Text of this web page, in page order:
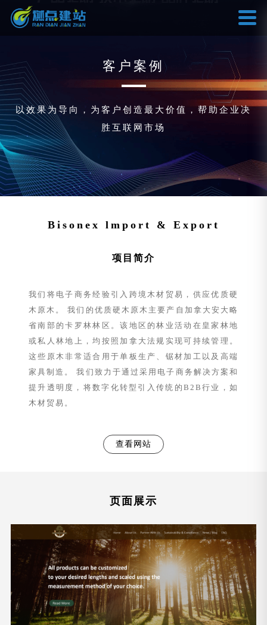
客户案例
以效果为导向，为客户创造最大价值，帮助企业决
胜互联网市场
Bisonex lmport & Export
项目简介
我们将电子商务经验引入跨境木材贸易，供应优质硬
木原木。 我们的优质硬⽊原⽊主要产⾃加拿大安大略
省南部的卡罗林林区。该地区的林业活动在皇家林地
或私人林地上，均按照加拿大法规实现可持续管理。
这些原木非常适合用于单板生产、锯材加工以及高端
家具制造。 我们致力于通过采用电子商务解决方案和
提升透明度，将数字化转型引入传统的B2B行业，如
木材贸易。
查看网站
页面展示